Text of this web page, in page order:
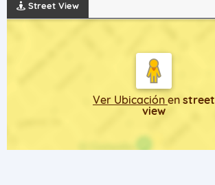
Street View
Ver Ubicación en street
view